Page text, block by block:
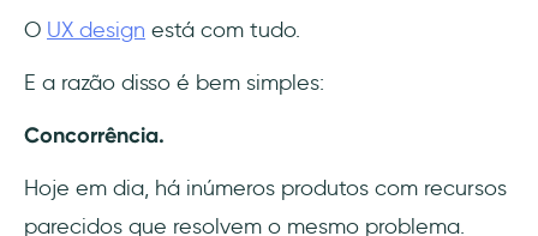
fazem muito sucesso
onboarding mais úteis do mercado
O UX design está com tudo.
E a razão disso é bem simples:
Concorrência.
Hoje em dia, há inúmeros produtos com recursos
parecidos que resolvem o mesmo problema.